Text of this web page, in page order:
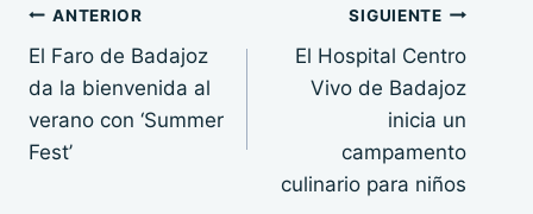
Navegación
de
entradas
ANTERIOR
El Faro de Badajoz
da la bienvenida al
verano con ‘Summer
Fest’
SIGUIENTE
El Hospital Centro
Vivo de Badajoz
inicia un
campamento
culinario para niños